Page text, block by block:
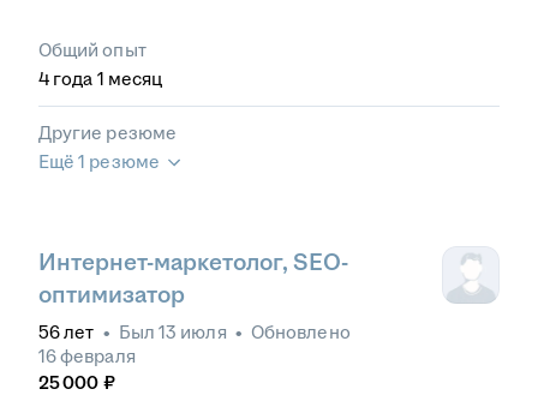
Общий опыт
4 года 1 месяц
Другие резюме
Ещё 1 резюме
Интернет-маркетолог, SEO-
оптимизатор
56лет • Был 13 июля • Обновлено
16 февраля
25 000 ₽